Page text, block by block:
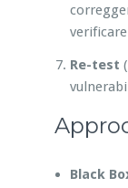
Re-test
Black